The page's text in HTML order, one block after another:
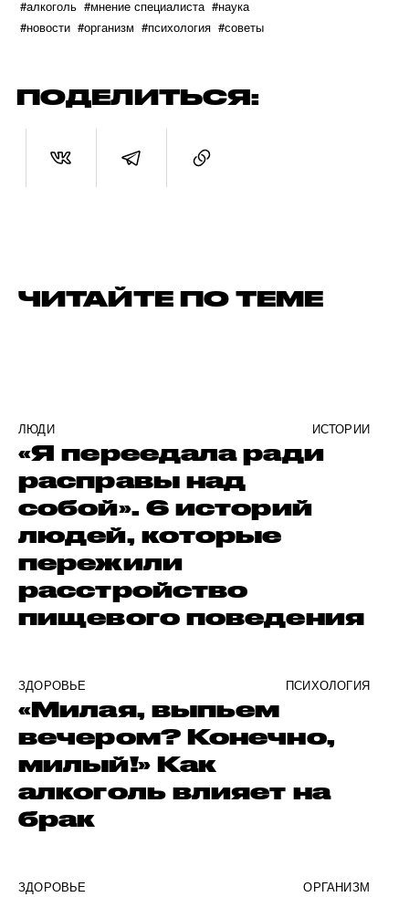
#алкоголь #мнение специалиста #наука
#новости #организм #психология #советы
ПОДЕЛИТЬСЯ:
ЧИТАЙТЕ ПО ТЕМЕ
ЛЮДИ ИСТОРИИ
«Я переедала ради
расправы над
собой». 6 историй
людей, которые
пережили
расстройство
пищевого поведения
ЗДОРОВЬЕ ПСИХОЛОГИЯ
«Милая, выпьем
вечером? Конечно,
милый!» Как
алкоголь влияет на
брак
ЗДОРОВЬЕ ОРГАНИЗМ